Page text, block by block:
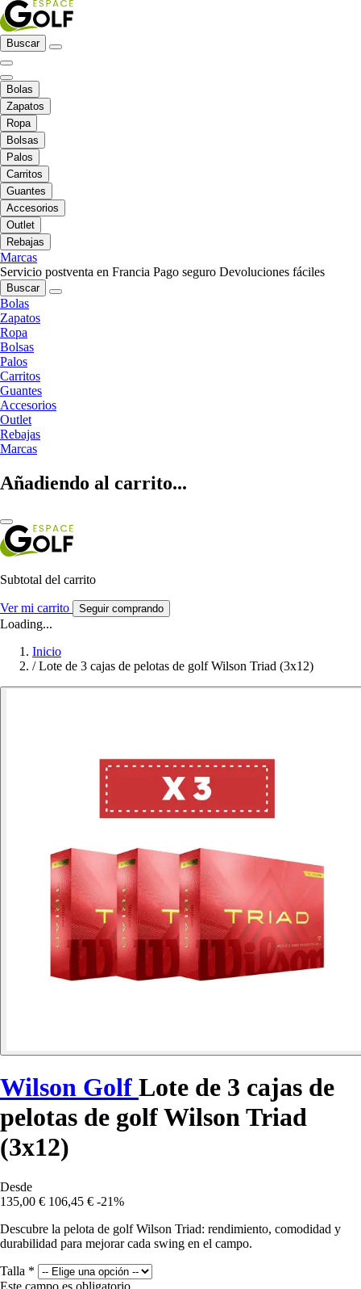
Buscar
Bolas
Zapatos
Ropa
Bolsas
Palos
Carritos
Guantes
Accesorios
Outlet
Rebajas
Marcas
Servicio postventa en Francia Pago seguro Devoluciones fáciles
Buscar
Bolas
Zapatos
Ropa
Bolsas
Palos
Carritos
Guantes
Accesorios
Outlet
Rebajas
Marcas
Añadiendo al carrito...
Subtotal del carrito
Ver mi carrito Seguir comprando
Loading...
Inicio
/ Lote de 3 cajas de pelotas de golf Wilson Triad (3x12)
Wilson Golf Lote de 3 cajas de
pelotas de golf Wilson Triad
(3x12)
Desde
135,00 € 106,45 € -21%
Descubre la pelota de golf Wilson Triad: rendimiento, comodidad y
durabilidad para mejorar cada swing en el campo.
Talla *
Este campo es obligatorio